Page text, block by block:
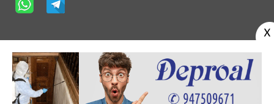
Aviso Legal-Política de Privacidad- Política de Cookies-Área privada